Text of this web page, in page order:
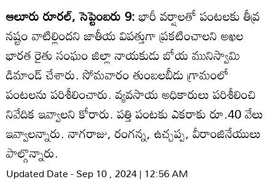
ఆలూరు రూరల్‌, సెప్టెంబరు 9:భారీ వర్షాలతో పంటలకు తీవ్ర
నష్టం వాటిల్లిందని జాతీయ విపత్తుగా ప్రకటించాలని అఖల
భారత రైతు సంఘం జిల్లా నాయకుడు బోయ మునిస్వామి
డిమాండ్‌ చేశారు. సోమవారం తుంబలబీడు గ్రామంలో
పంటలను పరిశీలించారు. వ్యవసాయ అధికారులు పరిశీలించి
నివేదిక ఇవ్వాలని కోరారు. పత్తి పంటకు ఎకరాకు రూ.40 వేలు
ఇవ్వాలన్నారు. నాగరాజు, రంగన్న, ఉచ్చప్ప, వీరాంజినేయులు
పాల్గొన్నారు.
Updated Date - Sep 10 , 2024 | 12:56 AM